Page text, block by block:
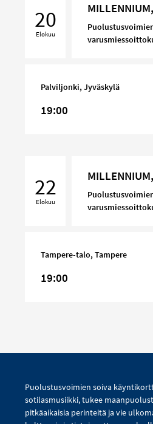
Jyväskylä
20
Elokuu
Palviljonki, Jyväskylä
19:00
Tampere
22
Elokuu
Tampere-talo, Tampere
19:00
Puolustusvoimien soiva
sotilasmusiikki, tukee
pitkäaikaisia perinteitä ja vie